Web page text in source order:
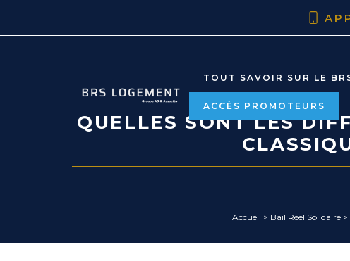
TOUT SAVOIR SUR LE
ACCÈS PROMOTEURS
QUELLES SONT LES
Accueil > Bail Réel Solidaire >